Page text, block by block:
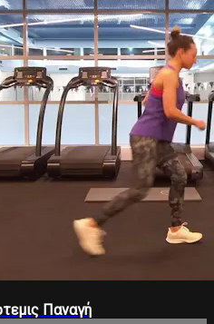
Παναγή